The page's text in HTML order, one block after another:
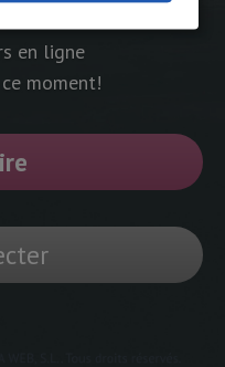
en ligne
moment!